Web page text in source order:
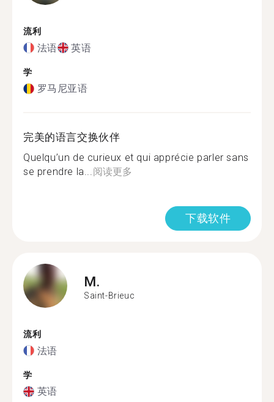
流利
法语 英语
学
罗马尼亚语
完美的语言交换伙伴
Quelqu’un de curieux et qui apprécie parler sans
se prendre la...阅读更多
下载软件
M.
Saint-Brieuc
流利
法语
学
英语